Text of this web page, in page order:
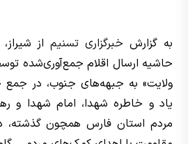
به گزارش خبرگزاری تسنیماز
حاشیه ارسال اقلام جمع‌آوری‌شده
ولایت» به جبهه‌های جنوب، در جمع
یاد و خاطره شهدا، امام شهدا و
مردم استان فارس همچون گذشته،